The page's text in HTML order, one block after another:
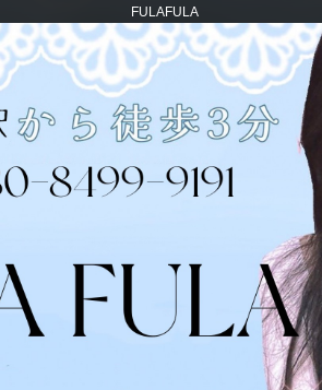
FULAFULA